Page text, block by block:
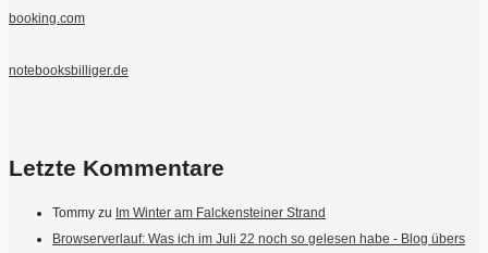
booking.com
notebooksbilliger.de
Letzte Kommentare
Tommy zu Im Winter am Falckensteiner Strand
Browserverlauf: Was ich im Juli 22 noch so gelesen habe - Blog übers